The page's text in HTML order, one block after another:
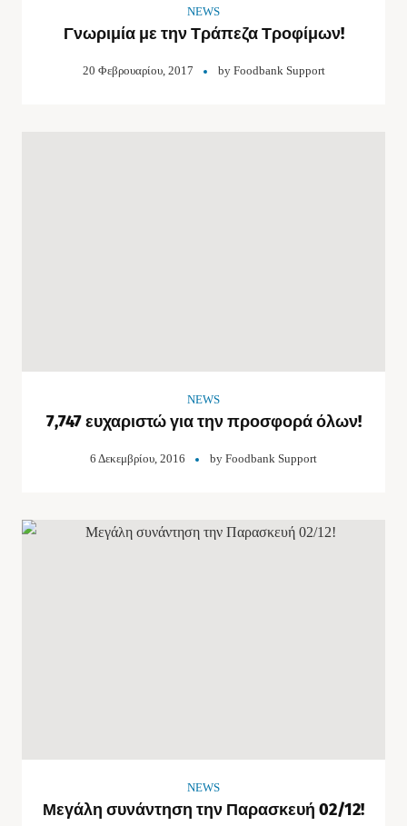
NEWS
Γνωριμία με την Τράπεζα Τροφίμων!
20 Φεβρουαρίου, 2017 by Foodbank Support
NEWS
7,747 ευχαριστώ για την προσφορά όλων!
6 Δεκεμβρίου, 2016 by Foodbank Support
NEWS
Μεγάλη συνάντηση την Παρασκευή 02/12!